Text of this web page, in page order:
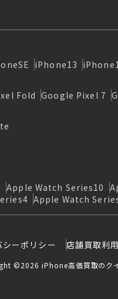
iPhone13
Fold Google Pixel 7
Apple Watch Series10
Apple Watch
シーポリシー 店舗買取利
©2026 iPhone高価買取のク